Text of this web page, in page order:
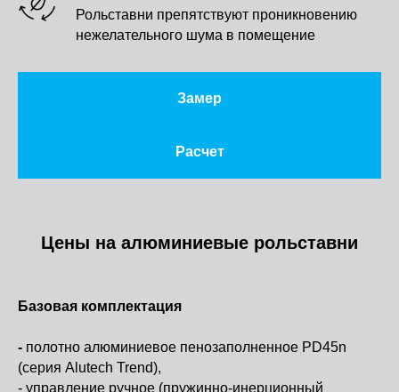
Рольставни препятствуют проникновению
нежелательного шума в помещение
Замер
Расчет
Цены на алюминиевые рольставни
Базовая комплектация
- полотно алюминиевое пенозаполненное PD45n
(серия Alutech Trend),
- управление ручное (пружинно-инерционный